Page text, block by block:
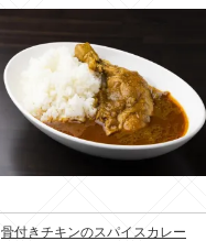
骨付きチキンのスパイスカレー